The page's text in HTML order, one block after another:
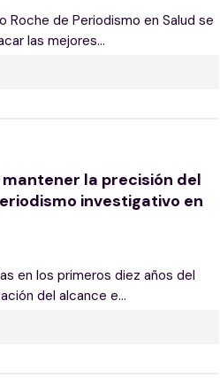
Roche de Periodismo en Salud se
las mejores...
la precisión del
investigativo en
en los primeros diez años del
del alcance e...